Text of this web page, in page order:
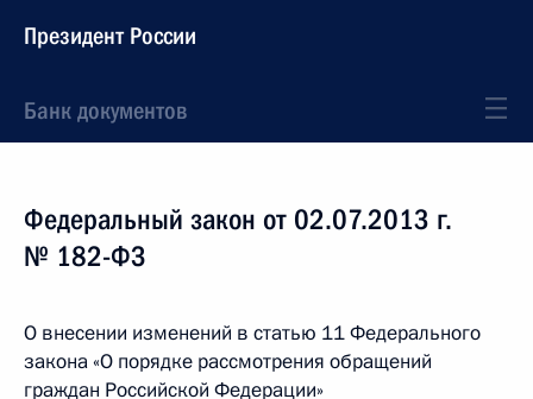
Президент России
Банк документов
Федеральный закон от 02.07.2013 г.
№ 182-ФЗ
О внесении изменений в статью 11 Федерального
закона «О порядке рассмотрения обращений
граждан Российской Федерации»